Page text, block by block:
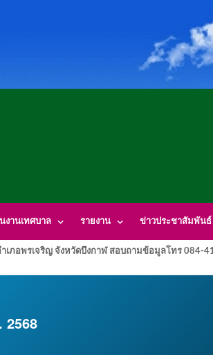
งานเทศบาล รายงาน ข่าวประชาสัมพันธ์
เภอพรเจริญ จังหวัดบึงกาฬ สอบถามข้อมูลโทร 084-
2568